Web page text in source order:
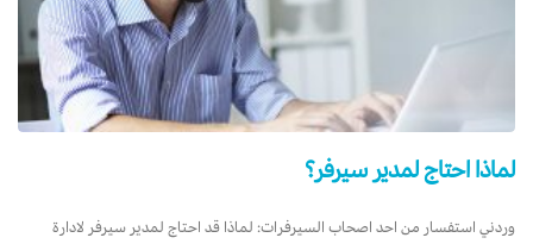
لماذا احتاج لمدير سيرفر؟
وردني استفسار من احد اصحاب السيرفرات: لماذا قد احتاج لمدير سيرفر لادارة